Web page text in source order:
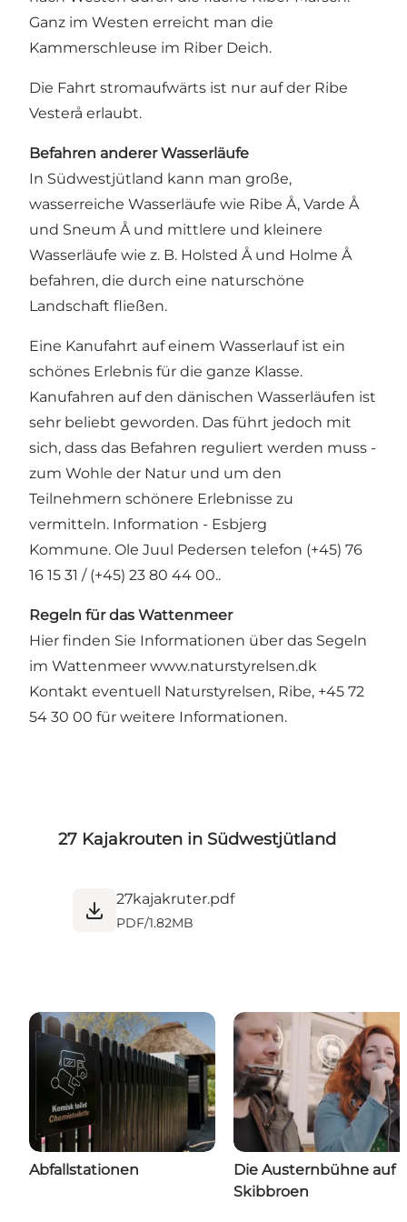
Ganz im Westen erreicht man die
Kammerschleuse im Riber Deich.
Die Fahrt stromaufwärts ist nur auf der Ribe
Vesterå erlaubt.
Befahren anderer Wasserläufe
In Südwestjütland kann man große,
wasserreiche Wasserläufe wie Ribe Å, Varde Å
und Sneum Å und mittlere und kleinere
Wasserläufe wie z. B. Holsted Å und Holme Å
befahren, die durch eine naturschöne
Landschaft fließen.
Eine Kanufahrt auf einem Wasserlauf ist ein
schönes Erlebnis für die ganze Klasse.
Kanufahren auf den dänischen Wasserläufen ist
sehr beliebt geworden. Das führt jedoch mit
sich, dass das Befahren reguliert werden muss -
zum Wohle der Natur und um den
Teilnehmern schönere Erlebnisse zu
vermitteln. Information - Esbjerg
Kommune. Ole Juul Pedersen telefon (+45) 76
16 15 31 / (+45) 23 80 44 00..
Regeln für das Wattenmeer
Hier finden Sie Informationen über das Segeln
im Wattenmeer www.naturstyrelsen.dk
Kontakt eventuell Naturstyrelsen, Ribe, +45 72
54 30 00 für weitere Informationen.
27 Kajakrouten in Südwestjütland
27kajakruter.pdf
PDF/1.82MB
Abfallstationen
Die Austernbühne auf
Skibbroen